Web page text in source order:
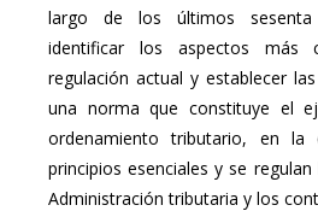
largo de los últimos
identificar los aspectos más
regulación actual y establecer
una norma que constituye el
ordenamiento tributario, en la
principios esenciales y se
Administración tributaria y los